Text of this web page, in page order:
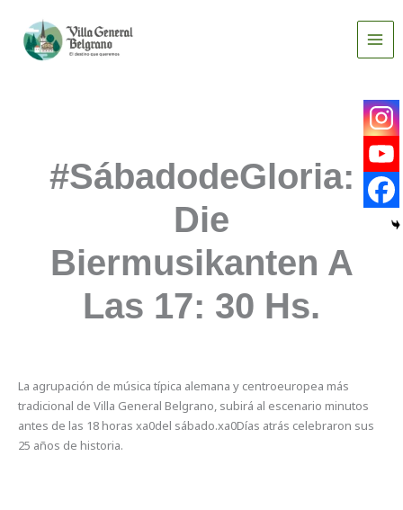
contenido
#SábadodeGloria:
Die
Biermusikanten A
Las 17: 30 Hs.
La agrupación de música típica alemana y centroeuropea más
tradicional de Villa General Belgrano, subirá al escenario minutos
antes de las 18 horas xa0del sábado.xa0Días atrás celebraron sus
25 años de historia.